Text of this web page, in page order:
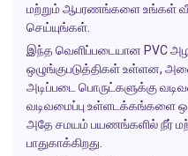
மற்றும் ஆபரணங்களை உங்கள்
செய்யுங்கள்.
இந்த வெளிப்படையான PVC
ஒழுங்குபடுத்திகள் உள்ளன,
அடிப்படை பொருட்களுக்கு
வடிவமைப்பு உள்ளடக்கங்களை
அதே சமயம் பயணங்களில் நீர்
பாதுகாக்கிறது.